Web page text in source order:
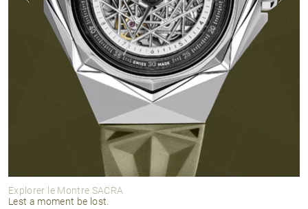
Explorer le Montre SACRA
Lest a moment be lost.